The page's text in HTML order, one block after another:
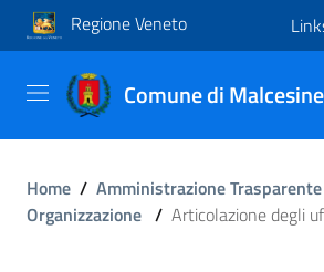
Regione Veneto
Comune di Malcesine
Home / Amministrazione Trasparente
Organizzazione / Articolazione degli